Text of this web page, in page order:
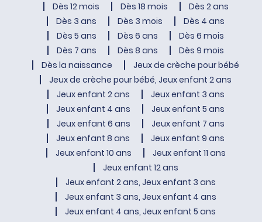
Dès 12 mois
Dès 18 mois
Dès 2 ans
Dès 3 ans
Dès 3 mois
Dès 4 ans
Dès 5 ans
Dès 6 ans
Dès 6 mois
Dès 7 ans
Dès 8 ans
Dès 9 mois
Dès la naissance
Jeux de crèche pour bébé
Jeux de crèche pour bébé, Jeux enfant 2 ans
Jeux enfant 2 ans
Jeux enfant 3 ans
Jeux enfant 4 ans
Jeux enfant 5 ans
Jeux enfant 6 ans
Jeux enfant 7 ans
Jeux enfant 8 ans
Jeux enfant 9 ans
Jeux enfant 10 ans
Jeux enfant 11 ans
Jeux enfant 12 ans
Jeux enfant 2 ans, Jeux enfant 3 ans
Jeux enfant 3 ans, Jeux enfant 4 ans
Jeux enfant 4 ans, Jeux enfant 5 ans